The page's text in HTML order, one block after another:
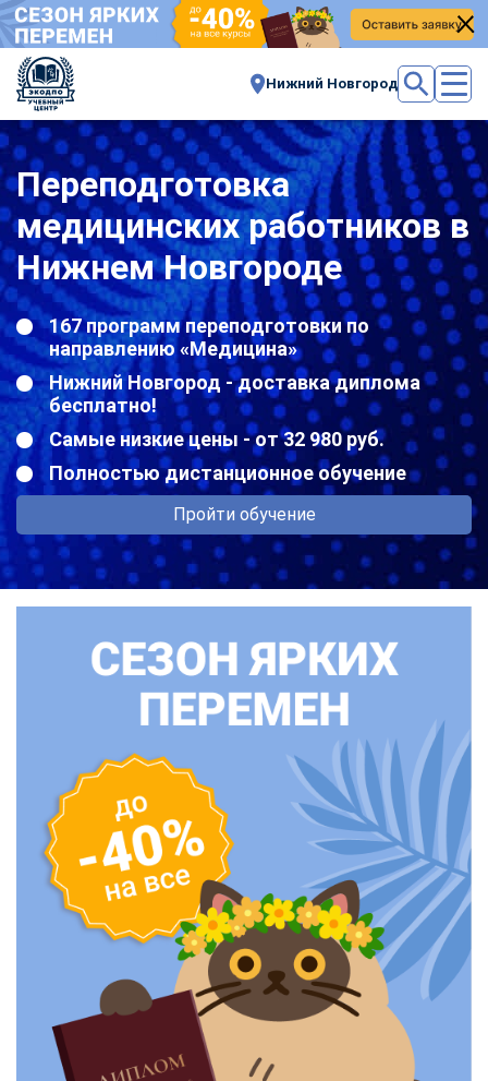
Нижний Новгород
Переподготовка
медицинских работников в
Нижнем Новгороде
167 программ переподготовки по
направлению «Медицина»
Нижний Новгород - доставка диплома
бесплатно!
Самые низкие цены - от 32 980 руб.
Полностью дистанционное обучение
Пройти обучение